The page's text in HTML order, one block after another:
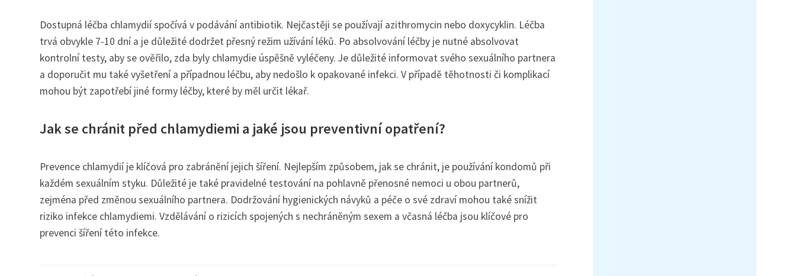
Dostupná léčba chlamydií spočívá v podávání antibiotik. Nejčastěji se používají azithromycin nebo doxycyklin. Léčba
trvá obvykle 7-10 dní a je důležité dodržet přesný režim užívání léků. Po absolvování léčby je nutné absolvovat
kontrolní testy, aby se ověřilo, zda byly chlamydie úspěšně vyléčeny. Je důležité informovat svého sexuálního partnera
a doporučit mu také vyšetření a případnou léčbu, aby nedošlo k opakované infekci. V případě těhotnosti či komplikací
mohou být zapotřebí jiné formy léčby, které by měl určit lékař.
Jak se chránit před chlamydiemi a jaké jsou preventivní opatření?
Prevence chlamydií je klíčová pro zabránění jejich šíření. Nejlepším způsobem, jak se chránit, je používání kondomů při
každém sexuálním styku. Důležité je také pravidelné testování na pohlavně přenosné nemoci u obou partnerů,
zejména před změnou sexuálního partnera. Dodržování hygienických návyků a péče o své zdraví mohou také snížit
riziko infekce chlamydiemi. Vzdělávání o rizicích spojených s nechráněným sexem a včasná léčba jsou klíčové pro
prevenci šíření této infekce.